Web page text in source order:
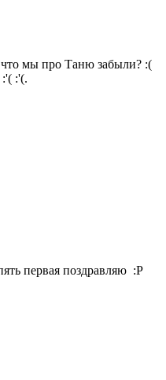
мы про Таню забыли? :(
:'(.
первая поздравляю :P